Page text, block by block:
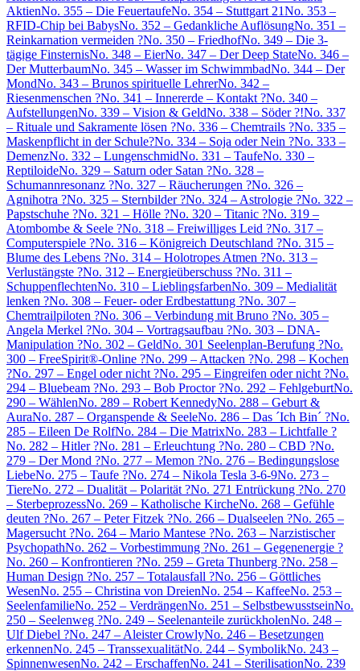
AktienNo. 355 – Die FeuertaufeNo. 354 – Stuttgart 21No. 353 –
RFID-Chip bei BabysNo. 352 – Gedankliche AuflösungNo. 351 –
Reinkarnation vermeiden ?No. 350 – FriedhofNo. 349 – Die 3-
tägige FinsternisNo. 348 – EierNo. 347 – Der Deep StateNo. 346 –
Der MutterbaumNo. 345 – Wasser im SchwimmbadNo. 344 – Der
MondNo. 343 – Brunos spirituelle LehrerNo. 342 –
Riesenmenschen ?No. 341 – Innererde – Kontakt ?No. 340 –
AufstellungenNo. 339 – Vision & GeldNo. 338 – Söder ?!No. 337
– Rituale und Sakramente lösen ?No. 336 – Chemtrails ?No. 335 –
Maskenpflicht in der Schule?No. 334 – Soja oder Nein ?No. 333 –
DemenzNo. 332 – LungenschmidNo. 331 – TaufeNo. 330 –
ReptiloideNo. 329 – Saturn oder Satan ?No. 328 –
Schumannresonanz ?No. 327 – Räucherungen ?No. 326 –
Agnihotra ?No. 325 – Sternbilder ?No. 324 – Astrologie ?No. 322 –
Papstschuhe ?No. 321 – Hölle ?No. 320 – Titanic ?No. 319 –
Atombombe & Seele ?No. 318 – Freiwilliges Leid ?No. 317 –
Computerspiele ?No. 316 – Königreich Deutschland ?No. 315 –
Blume des Lebens ?No. 314 – Holotropes Atmen ?No. 313 –
Verlustängste ?No. 312 – Energieüberschuss ?No. 311 –
SchuppenflechtenNo. 310 – LieblingsfarbenNo. 309 – Medialität
lenken ?No. 308 – Feuer- oder Erdbestattung ?No. 307 –
Chemtrailpiloten ?No. 306 – Verbindung mit Bruno ?No. 305 –
Angela Merkel ?No. 304 – Vortragsaufbau ?No. 303 – DNA-
Manipulation ?No. 302 – GeldNo. 301 Seelenplan-Berufung ?No.
300 – FreeSpirit®-Online ?No. 299 – Attacken ?No. 298 – Kochen
?No. 297 – Engel oder nicht ?No. 295 – Eingreifen oder nicht ?No.
294 – Bluebeam ?No. 293 – Bob Proctor ?No. 292 – FehlgeburtNo.
290 – WählenNo. 289 – Robert KennedyNo. 288 – Geburt &
AuraNo. 287 – Organspende & SeeleNo. 286 – Das ´Ich Bin´ ?No.
285 – Eileen De RolfNo. 284 – Die MatrixNo. 283 – Lichtfalle ?
No. 282 – Hitler ?No. 281 – Erleuchtung ?No. 280 – CBD ?No.
279 – Der Mond ?No. 277 – Memon ?No. 276 – Bedingungslose
LiebeNo. 275 – Taufe ?No. 274 – Nikola Tesla 3-6-9No. 273 –
TiereNo. 272 – Dualität – Polarität ?No. 271 Entrückung ?No. 270
– SterbeprozessNo. 269 – Katholische KircheNo. 268 – Gefühle
deuten ?No. 267 – Peter Fitzek ?No. 266 – Dualseelen ?No. 265 –
Magersucht ?No. 264 – Mario Mantese ?No. 263 – Narzistischer
PsychopathNo. 262 – Vorbestimmung ?No. 261 – Gegenenergie ?
No. 260 – Konfrontieren ?No. 259 – Greta Thunberg ?No. 258 –
Human Design ?No. 257 – Totalausfall ?No. 256 – Göttliches
WesenNo. 255 – Christina von DreienNo. 254 – KaffeeNo. 253 –
SeelenfamilieNo. 252 – VerdrängenNo. 251 – SelbstbewusstseinNo.
250 – Seelenweg ?No. 249 – Seelenanteile zurückholenNo. 248 –
Ulf Diebel ?No. 247 – Aleister CrowlyNo. 246 – Besetzungen
erkennenNo. 245 – TranssexualitätNo. 244 – SymbolikNo. 243 –
SpinnenwesenNo. 242 – ErschaffenNo. 241 – SterilisationNo. 239